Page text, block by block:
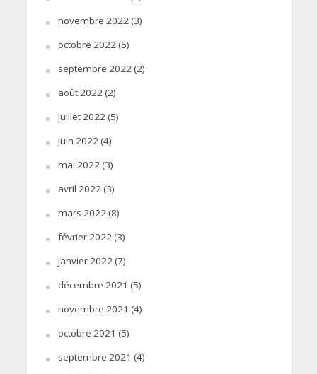
novembre 2022(3)
octobre 2022(5)
septembre 2022(2)
août 2022(2)
juillet 2022(5)
juin 2022(4)
mai 2022(3)
avril 2022(3)
mars 2022(8)
février 2022(3)
janvier 2022(7)
décembre 2021 (5)
novembre 2021 (4)
octobre 2021 (5)
septembre 2021 (4)